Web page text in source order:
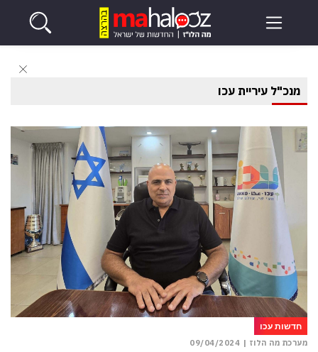
מנכ"ל עיריית עכו
חדשות עכו
מערכת מה הלוז | 09/04/2024